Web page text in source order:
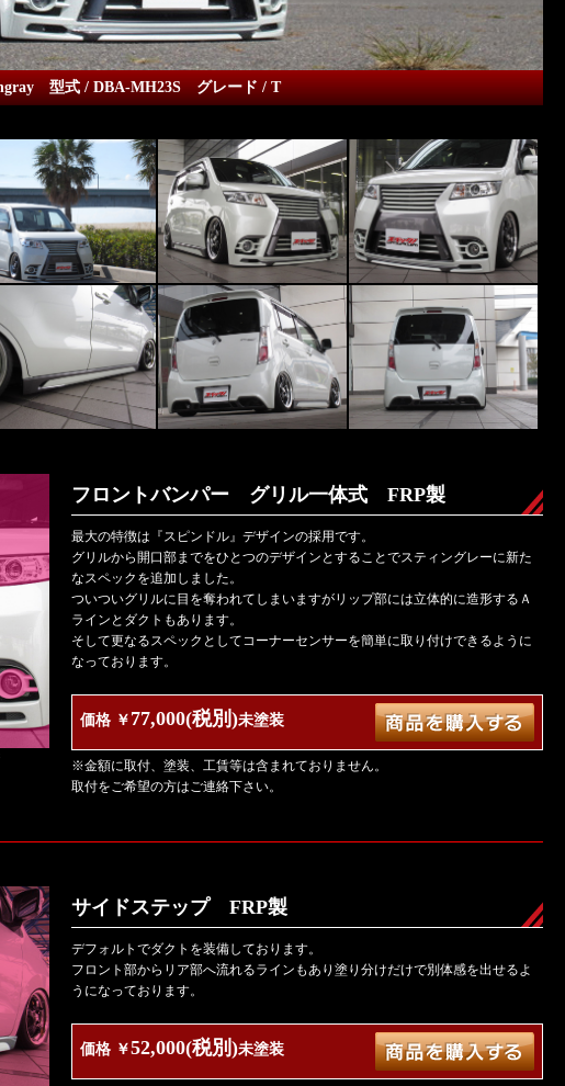
型式 / DBA-MH23S グレード / T
フロントバンパー グリル一体式 FRP製
最大の特徴は『スピンドル』デザインの採用です。
グリルから開口部までをひとつのデザインとすることでスティングレーに新た
なスペックを追加しました。
ついついグリルに目を奪われてしまいますがリップ部には立体的に造形するＡ
ラインとダクトもあります。
そして更なるスペックとしてコーナーセンサーを簡単に取り付けできるように
なっております。
価格 ￥ 77,000(税別)未塗装
※金額に取付、塗装、工賃等は含まれておりません。
取付をご希望の方はご連絡下さい。
サイドステップ FRP製
デフォルトでダクトを装備しております。
フロント部からリア部へ流れるラインもあり塗り分けだけで別体感を出せるよ
うになっております。
価格 ￥52,000(税別)未塗装